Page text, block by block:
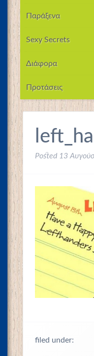
Παράξενα
Sexy Secrets
Διάφορα
Προτάσεις
Posted 13
filed under: